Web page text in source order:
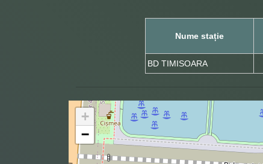
Nume stație
BD TIMISOARA
+
−